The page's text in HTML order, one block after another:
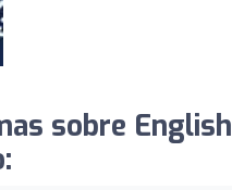
sobre English